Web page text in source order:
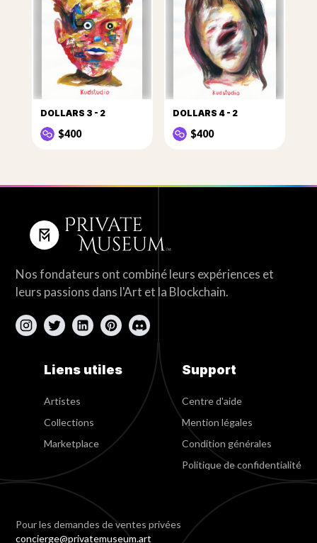
DOLLARS 3 - 2
$400
DOLLARS 4 - 2
$400
Nos fondateurs ont combiné leurs expériences et
leurs passions dans l'Art et la Blockchain.
Liens utiles
Artistes
Collections
Marketplace
Support
Centre d'aide
Mention légales
Condition générales
Politique de confidentialité
Pour les demandes de ventes privées
concierge@privatemuseum.art